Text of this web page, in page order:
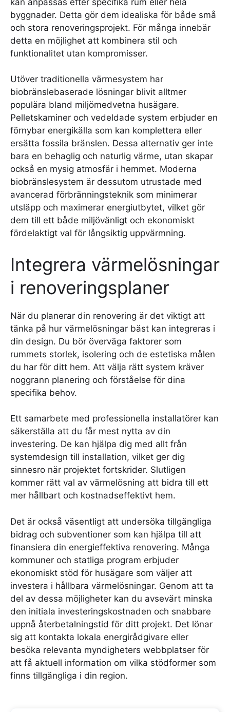
byggnader. Detta gör dem idealiska för både små
och stora renoveringsprojekt. För många innebär
detta en möjlighet att kombinera stil och
funktionalitet utan kompromisser.
Utöver traditionella värmesystem har
biobränslebaserade lösningar blivit alltmer
populära bland miljömedvetna husägare.
Pelletskaminer och vedeldade system erbjuder en
förnybar energikälla som kan komplettera eller
ersätta fossila bränslen. Dessa alternativ ger inte
bara en behaglig och naturlig värme, utan skapar
också en mysig atmosfär i hemmet. Moderna
biobränslesystem är dessutom utrustade med
avancerad förbränningsteknik som minimerar
utsläpp och maximerar energiutbytet, vilket gör
dem till ett både miljövänligt och ekonomiskt
fördelaktigt val för långsiktig uppvärmning.
Integrera värmelösningar
i renoveringsplaner
När du planerar din renovering är det viktigt att
tänka på hur värmelösningar bäst kan integreras i
din design. Du bör överväga faktorer som
rummets storlek, isolering och de estetiska målen
du har för ditt hem. Att välja rätt system kräver
noggrann planering och förståelse för dina
specifika behov.
Ett samarbete med professionella installatörer kan
säkerställa att du får mest nytta av din
investering. De kan hjälpa dig med allt från
systemdesign till installation, vilket ger dig
sinnesro när projektet fortskrider. Slutligen
kommer rätt val av värmelösning att bidra till ett
mer hållbart och kostnadseffektivt hem.
Det är också väsentligt att undersöka tillgängliga
bidrag och subventioner som kan hjälpa till att
finansiera din energieffektiva renovering. Många
kommuner och statliga program erbjuder
ekonomiskt stöd för husägare som väljer att
investera i hållbara värmelösningar. Genom att ta
del av dessa möjligheter kan du avsevärt minska
den initiala investeringskostnaden och snabbare
uppnå återbetalningstid för ditt projekt. Det lönar
sig att kontakta lokala energirådgivare eller
besöka relevanta myndigheters webbplatser för
att få aktuell information om vilka stödformer som
finns tillgängliga i din region.